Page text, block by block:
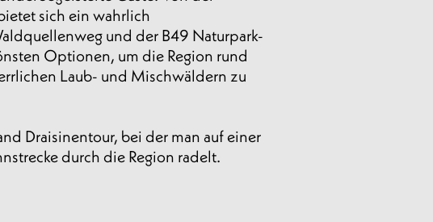
sich ein wahrlich
und der B49 Naturpark-
Optionen, um die Region rund
Laub- und Mischwäldern zu
Draisinentour, bei der man auf einer
durch die Region radelt.